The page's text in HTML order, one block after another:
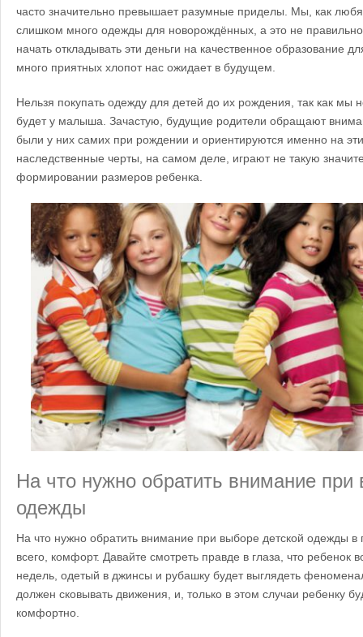
часто значительно превышает разумные приделы. Мы, как
слишком много одежды для новорождённых, а это не
начать откладывать эти деньги на качественное образование
много приятных хлопот нас ожидает в будущем.
Нельзя покупать одежду для детей до их рождения, так как мы
будет у малыша. Зачастую, будущие родители обращают
были у них самих при рождении и ориентируются именно на
наследственные черты, на самом деле, играют не такую
формировании размеров ребенка.
На что нужно обратить внимание при
одежды
На что нужно обратить внимание при выборе детской одежды
всего, комфорт. Давайте смотреть правде в глаза, что ребенок
недель, одетый в джинсы и рубашку будет выглядеть
должен сковывать движения, и, только в этом случаи ребенку
комфортно.